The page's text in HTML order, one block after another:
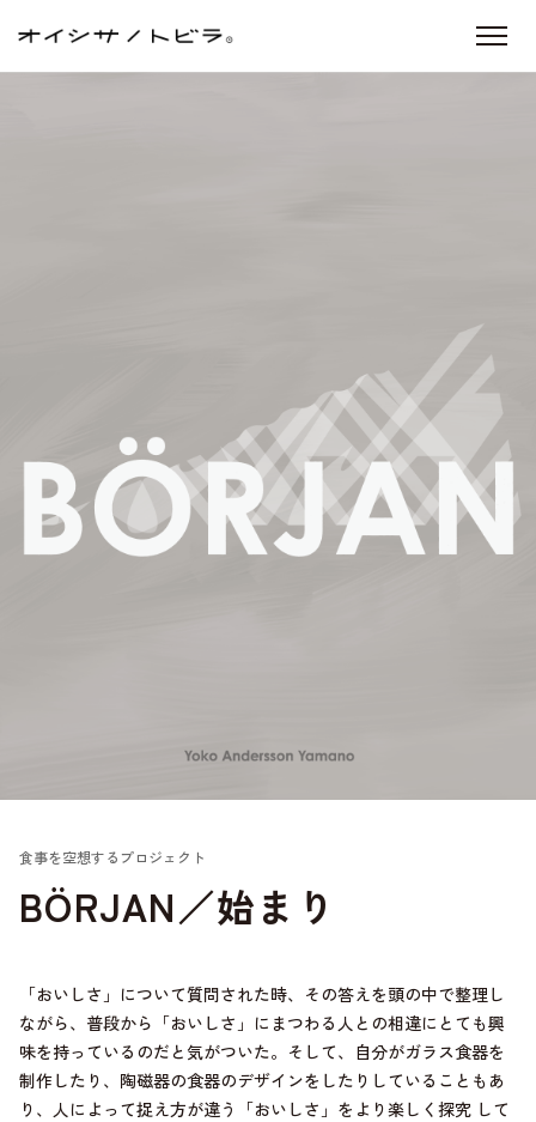
食事を空想するプロジェクト
BÖRJAN／始まり
「おいしさ」について質問された時、その答えを頭の中で整理し
ながら、普段から「おいしさ」にまつわる人との相違にとても興
味を持っているのだと気がついた。そして、自分がガラス食器を
制作したり、陶磁器の食器のデザインをしたりしていることもあ
り、人によって捉え方が違う「おいしさ」をより楽しく探究 して